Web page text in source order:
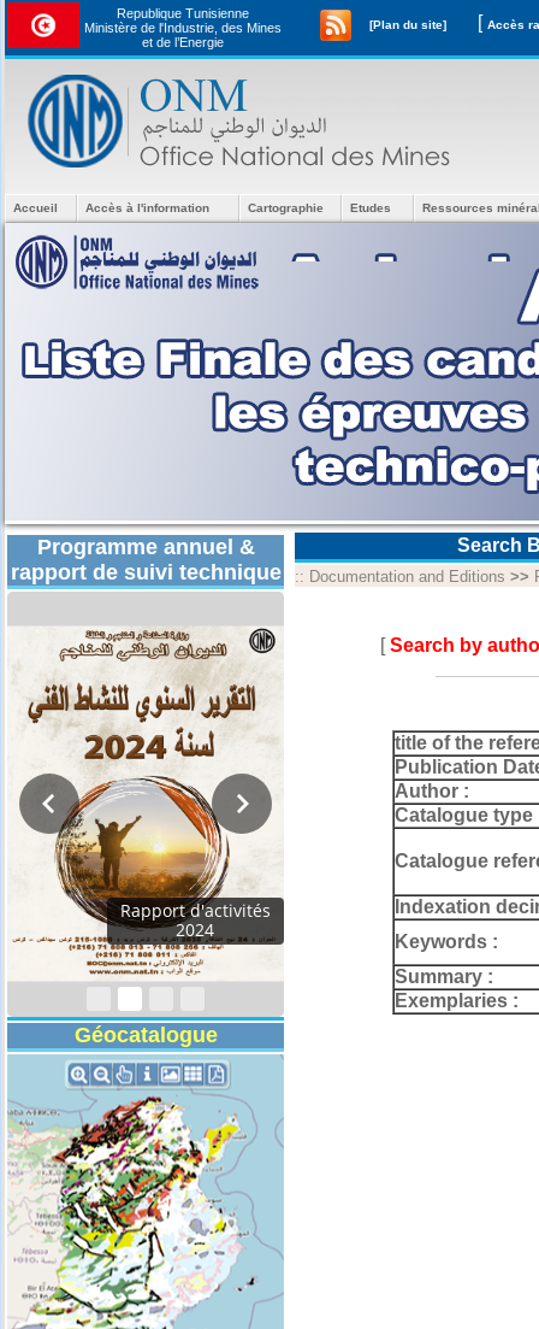
Republique Tunisienne
Ministère de l'Industrie, des Mines
et de l’Energie
[Plan du site] [
Accueil Accès à l'information Cartographie Etudes Ressources
Programme annuel &
rapport de suivi technique
Rapport d'activités
2024
Géocatalogue
Search
:: Documentation and Editions >>
[Search by
title of the
Publication
Author :
Catalogue type
Catalogue
Indexation
Keywords :
Summary :
Exemplaries :